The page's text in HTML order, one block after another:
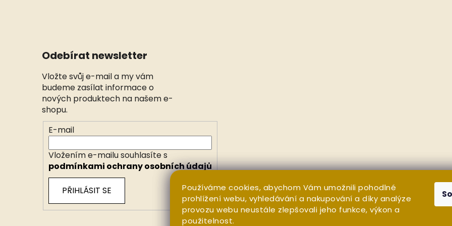
Používáme cookies, abychom Vám umožnili pohodlné
prohlížení webu, vyhledávání a nakupování a díky analýze
provozu webu neustále zlepšovali jeho funkce, výkon a
použitelnost.
Odebírat newsletter
Vložte svůj e-mail a my vám
budeme zasílat informace o
nových produktech na našem e-
shopu.
E-mail
Vložením e-mailu souhlasíte s
podmínkami ochrany osobních údajů
PŘIHLÁSIT SE